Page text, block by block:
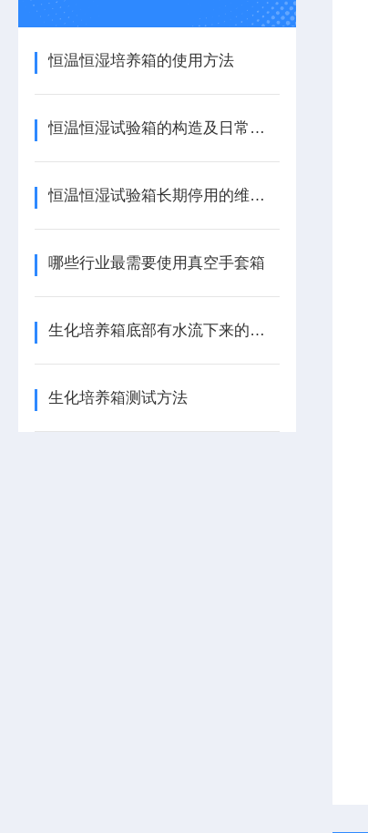
恒温恒湿培养箱的使用方法
恒温恒湿试验箱的构造及日常护理方法
恒温恒湿试验箱长期停用的维护方案
哪些行业最需要使用真空手套箱
生化培养箱底部有水流下来的原因分析
生化培养箱测试方法